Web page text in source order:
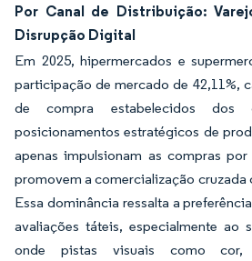
Por Canal de Distribuição:
Disrupção Digital
Em 2025, hipermercados e
participação de mercado de 42,11%,
de compra estabelecidos dos
posicionamentos estratégicos de
apenas impulsionam as compras
promovem a comercialização cruzada
Essa dominância ressalta a
avaliações táteis, especialmente ao
onde pistas visuais como